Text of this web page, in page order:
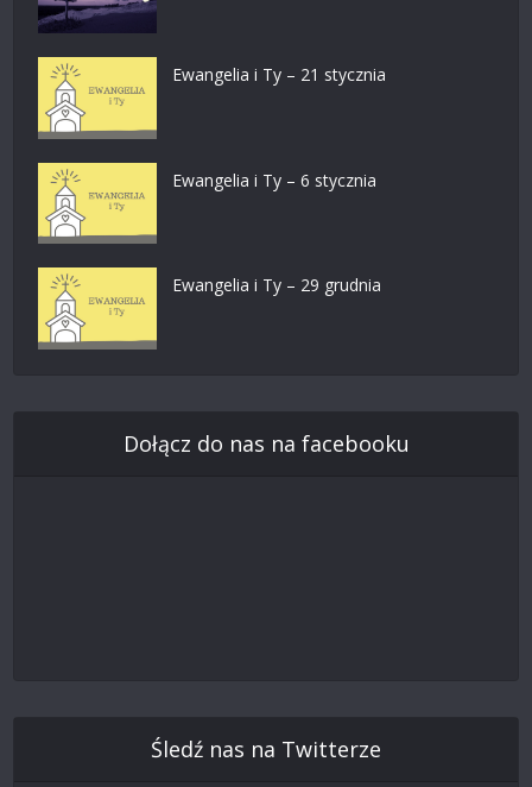
Ewangelia i Ty – 21 stycznia
Ewangelia i Ty – 6 stycznia
Ewangelia i Ty – 29 grudnia
Dołącz do nas na facebooku
Śledź nas na Twitterze